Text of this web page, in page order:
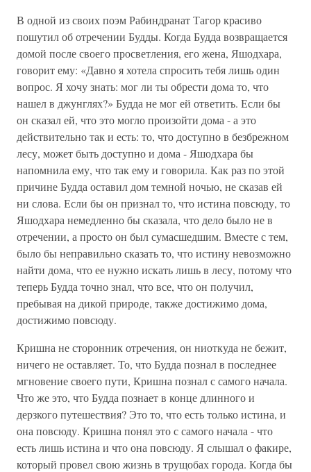
В одной из своих поэм Рабиндранат Тагор красиво
пошутил об отречении Будды. Когда Будда возвращается
домой после своего просветления, его жена, Яшодхара,
говорит ему: «Давно я хотела спросить тебя лишь один
вопрос. Я хочу знать: мог ли ты обрести дома то, что
нашел в джунглях?» Будда не мог ей ответить. Если бы
он сказал ей, что это могло произойти дома - а это
действительно так и есть: то, что доступно в безбрежном
лесу, может быть доступно и дома - Яшодхара бы
напомнила ему, что так ему и говорила. Как раз по этой
причине Будда оставил дом темной ночью, не сказав ей
ни слова. Если бы он признал то, что истина повсюду, то
Яшодхара немедленно бы сказала, что дело было не в
отречении, а просто он был сумасшедшим. Вместе с тем,
было бы неправильно сказать то, что истину невозможно
найти дома, что ее нужно искать лишь в лесу, потому что
теперь Будда точно знал, что все, что он получил,
пребывая на дикой природе, также достижимо дома,
достижимо повсюду.
Кришна не сторонник отречения, он ниоткуда не бежит,
ничего не оставляет. То, что Будда познал в последнее
мгновение своего пути, Кришна познал с самого начала.
Что же это, что Будда познает в конце длинного и
дерзкого путешествия? Это то, что есть только истина, и
она повсюду. Кришна понял это с самого начала - что
есть лишь истина и что она повсюду. Я слышал о факире,
который провел свою жизнь в трущобах города. Когда бы